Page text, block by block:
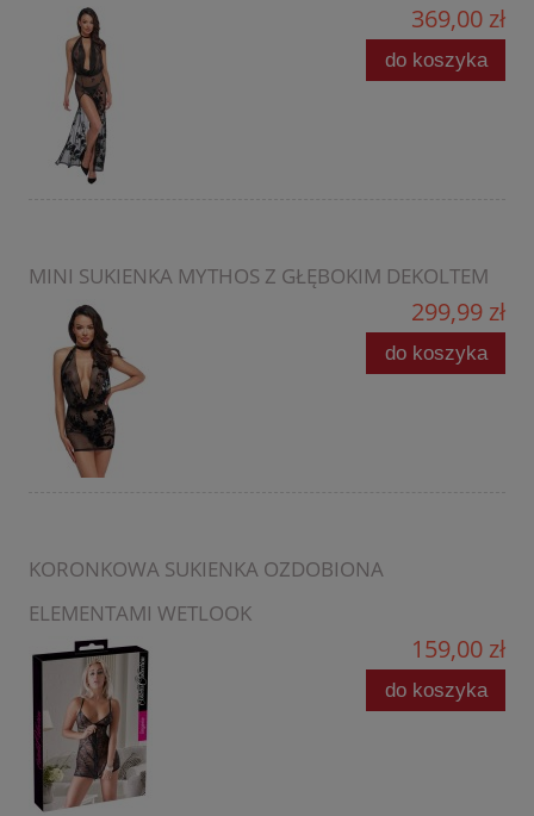
369,00 zł
do koszyka
MINI SUKIENKA MYTHOS Z GŁĘBOKIM DEKOLTEM
299,99 zł
do koszyka
KORONKOWA SUKIENKA OZDOBIONA
ELEMENTAMI WETLOOK
159,00 zł
do koszyka